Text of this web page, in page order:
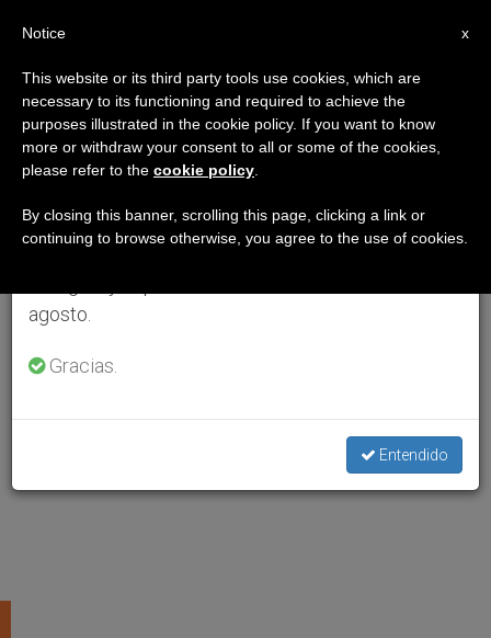
×
Aviso importante
Del 27 de julio al 7 de agosto haremos la pausa
anual, aprovechando que en el periodo de verano
se generan menos informaciones y también el
agosto.
Gracias.
Entendido
x
Notice
This website or its third party tools use cookies, which are
necessary to its functioning and required to achieve the
purposes illustrated in the cookie policy. If you want to know
more or withdraw your consent to all or some of the cookies,
please refer to the cookie policy
By closing this banner, scrolling this page, clicking a link or
continuing to browse otherwise, you agree to the use of cookies.